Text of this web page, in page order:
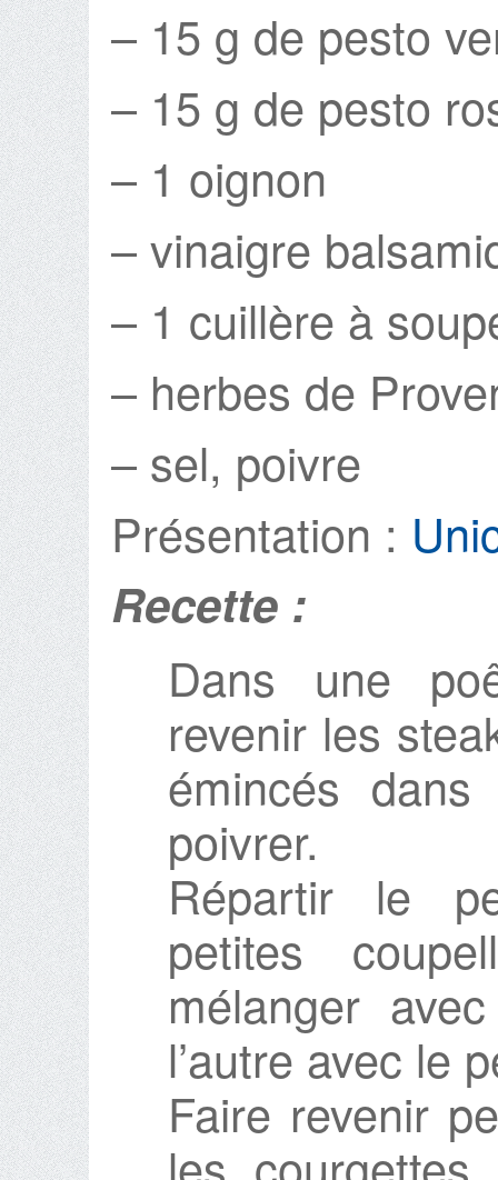
– 15 g de pesto
– 15 g de pesto
– 1 oignon
– vinaigre
– 1 cuillère à
– herbes de
– sel, poivre
Présentation :
Recette :
Dans une
revenir les
émincés dans
poivrer.
Répartir le
petites
mélanger
l’autre avec le
Faire revenir
les